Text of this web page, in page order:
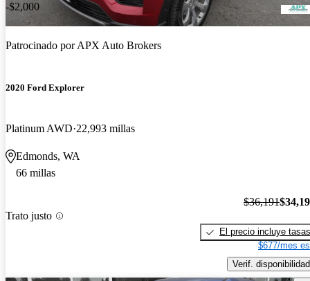
-$2,000
Patrocinado porAPX Auto Brokers
2020 Ford Explorer
Platinum AWD 22,993 millas
Edmonds, WA
66 millas
Trato justo
$36,191
El precio incluye tasas
$677/mes
Verif. disponibilidad